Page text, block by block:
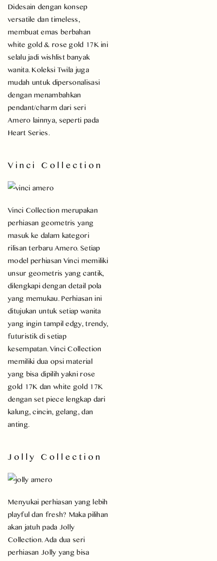
Didesain dengan konsep
versatile dan timeless,
membuat emas berbahan
white gold & rose gold 17K ini
selalu jadi wishlist banyak
wanita. Koleksi Twila juga
mudah untuk dipersonalisasi
dengan menambahkan
pendant/charm dari seri
Amero lainnya, seperti pada
Heart Series.
Vinci Collection
Vinci Collection merupakan
perhiasan geometris yang
masuk ke dalam kategori
rilisan terbaru Amero. Setiap
model perhiasan Vinci memiliki
unsur geometris yang cantik,
dilengkapi dengan detail pola
yang memukau. Perhiasan ini
ditujukan untuk setiap wanita
yang ingin tampil edgy, trendy,
futuristik di setiap
kesempatan. Vinci Collection
memiliki dua opsi material
yang bisa dipilih yakni rose
gold 17K dan white gold 17K
dengan set piece lengkap dari
kalung, cincin, gelang, dan
anting.
Jolly Collection
Menyukai perhiasan yang lebih
playful dan fresh? Maka pilihan
akan jatuh pada Jolly
Collection. Ada dua seri
perhiasan Jolly yang bisa